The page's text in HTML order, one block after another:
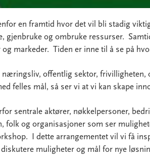
en framtid hvor det vil bli stadig
gjenbruke og ombruke ressurser.
markeder. Tiden er inne til å se på
næringsliv, offentlig sektor,
felles mål, så ser vi at vi kan skape
sentrale aktører, nøkkelpersoner,
folk og organisasjoner som ser
I dette arrangementet vil vi få
muligheter og mål for nye